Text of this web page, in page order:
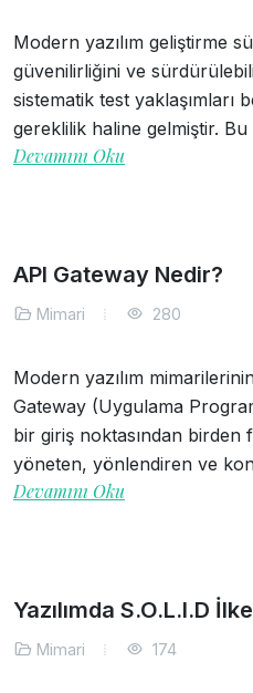
Modern yazılım geliştirme
güvenilirliğini ve
sistematik test yaklaşımları
gereklilik haline gelmiştir.
Devamını Oku
API Gateway Nedir?
Mimari 280
Modern yazılım
Gateway (Uygulama
bir giriş noktasından birden
yöneten, yönlendiren ve
Devamını Oku
Yazılımda S.O.L.I.D
Mimari 174